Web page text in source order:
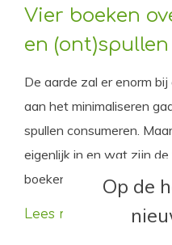
Vier boeken
en (ont)spullen
De aarde zal er enorm
aan het minimaliseren
spullen consumeren.
eigenlijk in en wat zijn
boeken over minimalisme
Lees meer
Op de